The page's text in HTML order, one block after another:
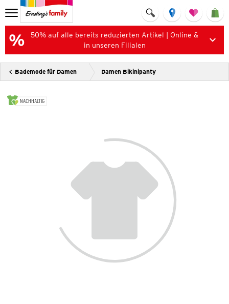
50% auf alle bereits reduzierten Artikel | Online &
in unseren Filialen
Bademode für Damen Damen Bikinipanty
NACHHALTIG